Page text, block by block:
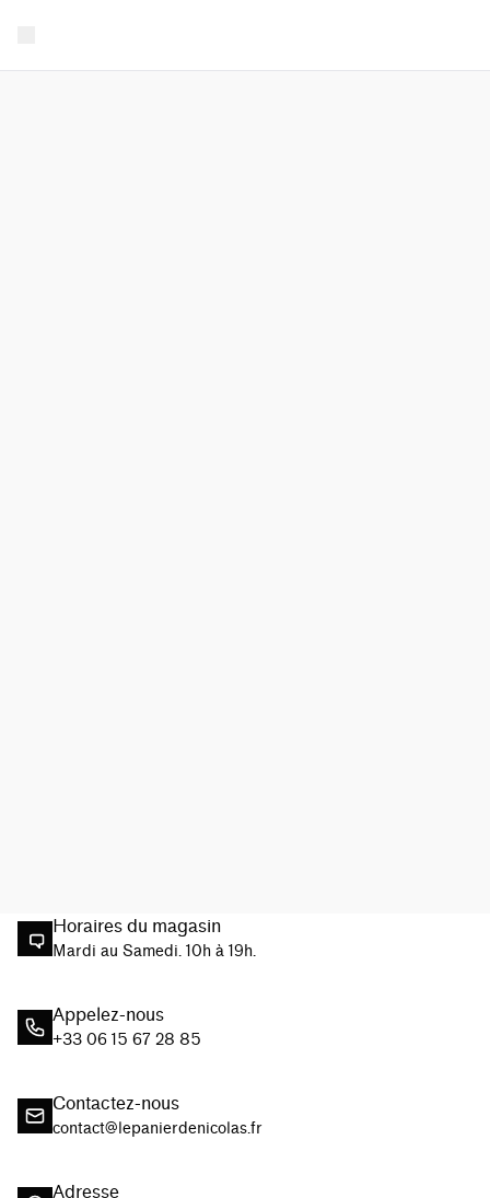
Horaires du magasin
Mardi au Samedi. 10h à 19h.
Appelez-nous
+33 06 15 67 28 85
Contactez-nous
contact@lepanierdenicolas.fr
Adresse